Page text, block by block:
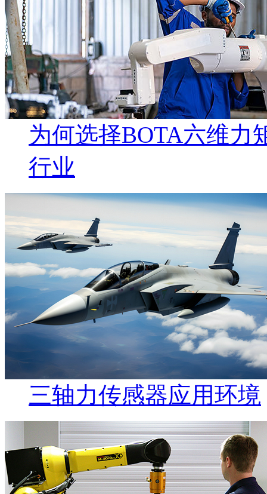
为何选择BOTA六维力
行业
三轴力传感器应用环境